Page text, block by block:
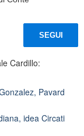
SEGUI
Cardillo:
Pavard
idea Circati